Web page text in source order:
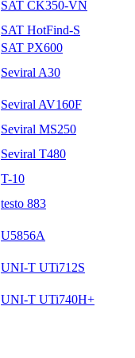
SAT CK350-VN
SAT HotFind-S
SAT PX600
Seviral A30
Seviral AV160F
Seviral MS250
Seviral T480
T-10
testo 883
U5856A
UNI-T UTi712S
UNI-T UTi740H+